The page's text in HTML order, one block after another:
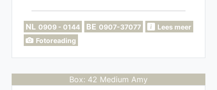
NL 0909 - 0144 BE 0907-37077
Lees meer
Fotoreading
Box: 42 Medium Amy